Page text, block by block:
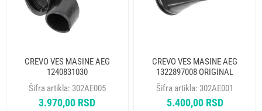
CREVO VES MASINE AEG
1240831030
Šifra artikla: 302AE005
3.970,00 RSD
CREVO VES MASINE AEG
1322897008 ORIGINAL
Šifra artikla: 302AE001
5.400,00 RSD